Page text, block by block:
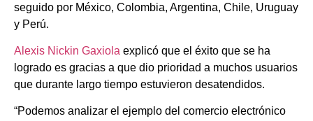
seguido por México, Colombia, Argentina, Chile, Uruguay
y Perú.
Alexis Nickin Gaxiola explicó que el éxito que se ha
logrado es gracias a que dio prioridad a muchos usuarios
que durante largo tiempo estuvieron desatendidos.
“Podemos analizar el ejemplo del comercio electrónico